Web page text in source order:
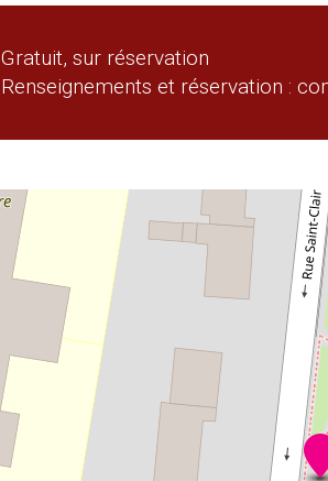
Gratuit, sur réservation
Renseignements et réservation :